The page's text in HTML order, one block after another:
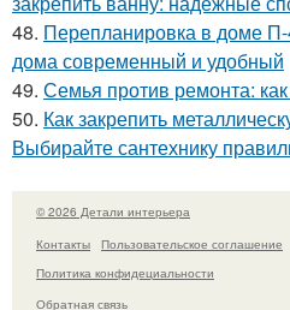
48. Перепланировка в доме П-
дома современный и удобный
49. Семья против ремонта:
50. Как закрепить
Выбирайте сантехнику
© 2026 Детали интерьера
Контакты
Пользовательское соглашение
Политика конфидециальности
Обратная связь